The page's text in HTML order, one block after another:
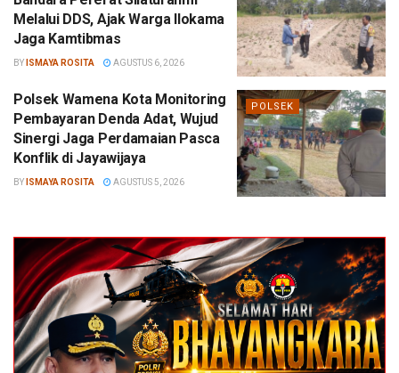
Melalui DDS, Ajak Warga Ilokama
Jaga Kamtibmas
BY ISMAYA ROSITA AGUSTUS 6, 2026
POLSEK
Polsek Wamena Kota Monitoring
Pembayaran Denda Adat, Wujud
Sinergi Jaga Perdamaian Pasca
Konflik di Jayawijaya
BY ISMAYA ROSITA AGUSTUS 5, 2026